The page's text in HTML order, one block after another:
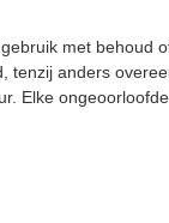
met behoud
tenzij anders
Elke